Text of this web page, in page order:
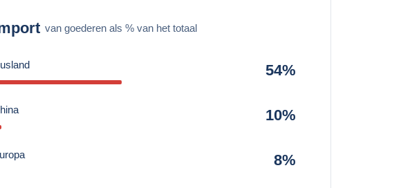
van goederen als % van het totaal
54%
10%
8%